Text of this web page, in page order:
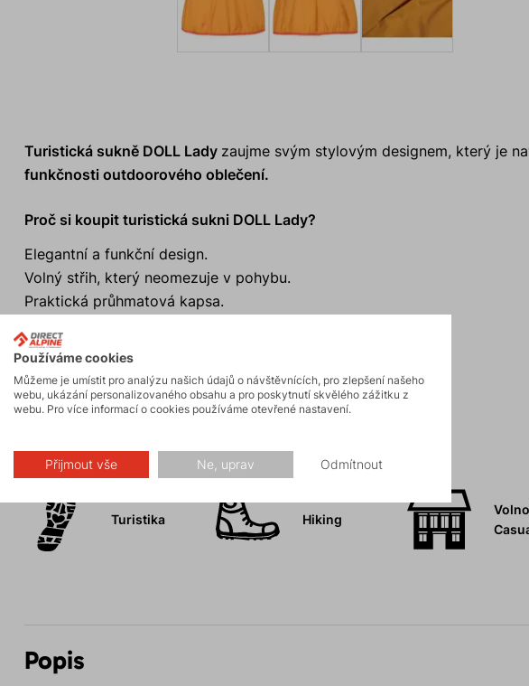
Turistická sukně DOLL Lady zaujme svým stylovým designem, který je
funkčnosti outdoorového oblečení.
Proč si koupit turistická sukni DOLL Lady?
Elegantní a funkční design.
Volný střih, který neomezuje v pohybu.
Praktická průhmatová kapsa.
Ideální na turistiku i každodenní nošení.
Aktivity
Turistika Hiking
Popis
Používáme cookies
Můžeme je umístit pro analýzu našich údajů o návštěvnících, pro zlepšení našeho
webu, ukázání personalizovaného obsahu a pro poskytnutí skvělého zážitku z
webu. Pro více informací o cookies používáme otevřené nastavení.
Přijmout vše Ne, uprav Odmítnout